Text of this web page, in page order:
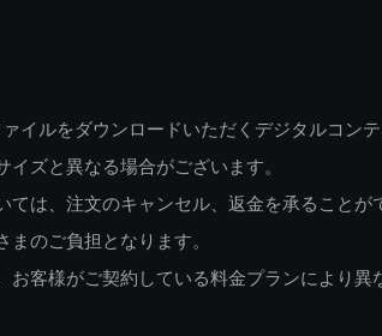
イルをダウンロードいただくデジタルコン
ズと異なる場合がございます。
は、注文のキャンセル、返金を承ることが
のご負担となります。
お客様がご契約している料金プランにより